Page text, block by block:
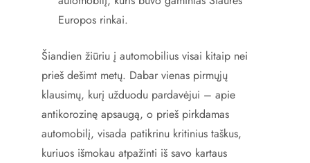
Europos rinkai.
Šiandien žiūriu į automobilius visai kitaip nei
prieš dešimt metų. Dabar vienas pirmųjų
klausimų, kurį užduodu pardavėjui – apie
antikorozinę apsaugą, o prieš pirkdamas
automobilį, visada patikrinu kritinius taškus,
kuriuos išmokau atpažinti iš savo kartaus